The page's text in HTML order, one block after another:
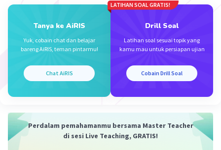
Tanya ke AiRIS
Yuk, cobain chat dan belajar
bareng AiRIS, teman pintarmu!
Chat AiRIS
LATIHAN SOAL GRATIS!
Drill Soal
Latihan soal sesuai topik yang
kamu mau untuk persiapan ujian
Cobain Drill Soal
Perdalam pemahamanmu bersama Master Teacher
di sesi Live Teaching, GRATIS!